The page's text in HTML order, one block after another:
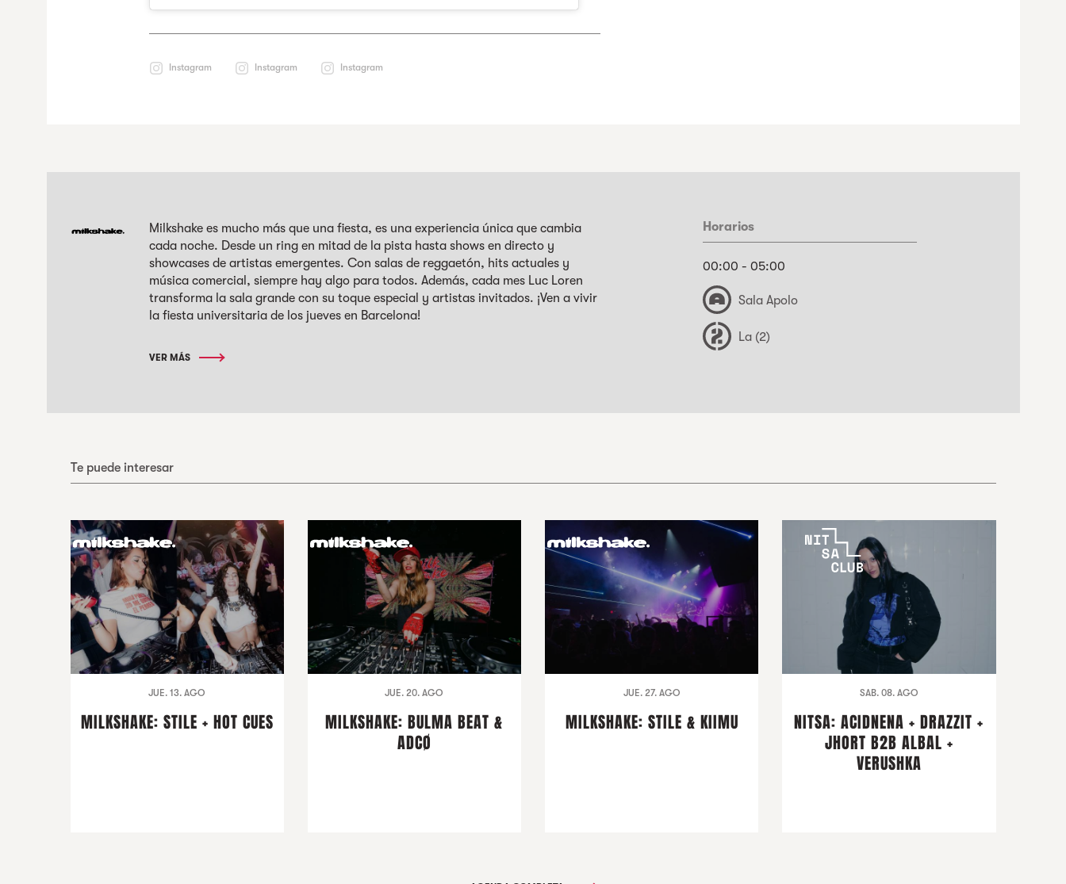
Instagram Instagram Instagram
Milkshake es mucho más que una fiesta, es una experiencia única que cambia
cada noche. Desde un ring en mitad de la pista hasta shows en directo y
showcases de artistas emergentes. Con salas de reggaetón, hits actuales y
música comercial, siempre hay algo para todos. Además, cada mes Luc Loren
transforma la sala grande con su toque especial y artistas invitados. ¡Ven a vivir
la fiesta universitaria de los jueves en Barcelona!
VER MÁS
Horarios
00:00 - 05:00
Sala Apolo
La (2)
Te puede interesar
JUE. 13. AGO
MILKSHAKE: STILE + HOT CUES
JUE. 20. AGO
MILKSHAKE: BULMA BEAT &
ADCØ
JUE. 27. AGO
MILKSHAKE: STILE & KIIMU
SAB. 08. AGO
NITSA: ACIDNENA + DRAZZIT +
JHORT B2B ALBAL +
VERUSHKA